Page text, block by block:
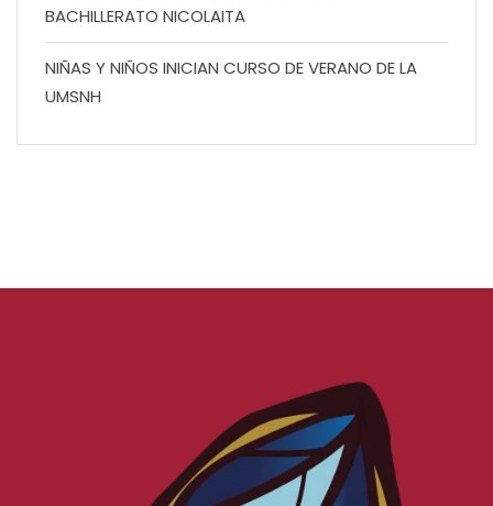
BACHILLERATO NICOLAITA
NIÑAS Y NIÑOS INICIAN CURSO DE VERANO DE LA
UMSNH